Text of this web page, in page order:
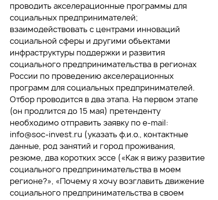
проводить акселерационные программы для
социальных предпринимателей;
взаимодействовать с центрами инноваций
социальной сферы и другими объектами
инфраструктуры поддержки и развития
социального предпринимательства в регионах
России по проведению акселерационных
программ для социальных предпринимателей.
Отбор проводится в два этапа. На первом этапе
(он продлится до 15 мая) претенденту
необходимо отправить заявку по e-mail:
info@soc-invest.ru (указать ф.и.о., контактные
данные, род занятий и город проживания,
резюме, два коротких эссе («Как я вижу развитие
социального предпринимательства в моем
регионе?», «Почему я хочу возглавить движение
социального предпринимательства в своем